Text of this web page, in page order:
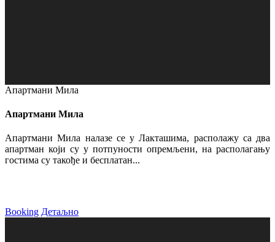
Апартмани Мила
Апартмани Мила
Апартмани Мила налазе се у Лакташима, располажу са два
апартман који су у потпуности опремљени, на располагању
гостима су такође и бесплатан...
Booking Детаљно